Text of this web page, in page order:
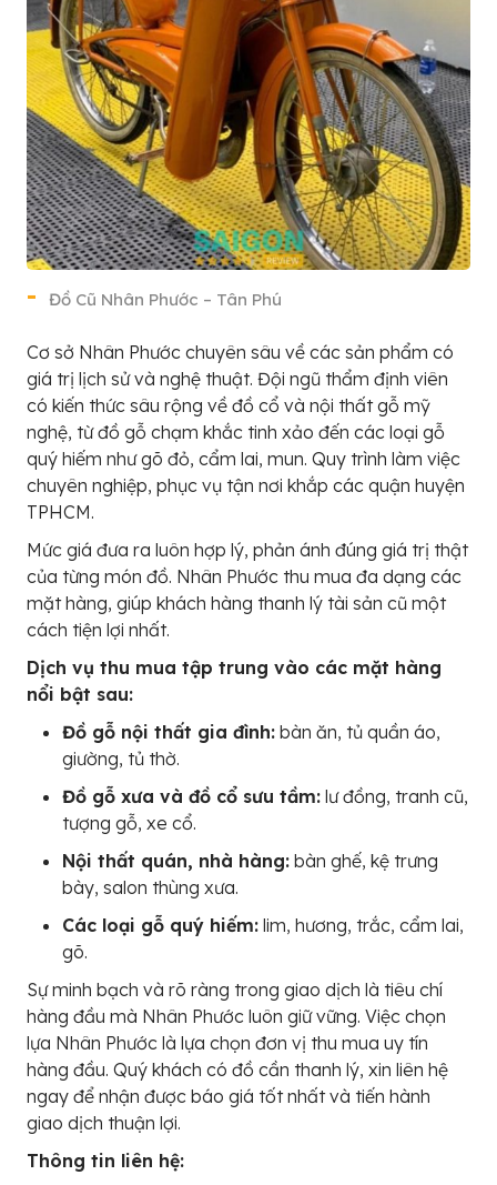
Đồ Cũ Nhân Phước – Tân Phú
Cơ sở Nhân Phước chuyên sâu về các sản phẩm có
giá trị lịch sử và nghệ thuật. Đội ngũ thẩm định viên
có kiến thức sâu rộng về đồ cổ và nội thất gỗ mỹ
nghệ, từ đồ gỗ chạm khắc tinh xảo đến các loại gỗ
quý hiếm như gõ đỏ, cẩm lai, mun. Quy trình làm việc
chuyên nghiệp, phục vụ tận nơi khắp các quận huyện
TPHCM.
Mức giá đưa ra luôn hợp lý, phản ánh đúng giá trị thật
của từng món đồ. Nhân Phước thu mua đa dạng các
mặt hàng, giúp khách hàng thanh lý tài sản cũ một
cách tiện lợi nhất.
Dịch vụ thu mua tập trung vào các mặt hàng
nổi bật sau:
Đồ gỗ nội thất gia đình: bàn ăn, tủ quần áo,
giường, tủ thờ.
Đồ gỗ xưa và đồ cổ sưu tầm: lư đồng, tranh cũ,
tượng gỗ, xe cổ.
Nội thất quán, nhà hàng: bàn ghế, kệ trưng
bày, salon thùng xưa.
Các loại gỗ quý hiếm: lim, hương, trắc, cẩm lai,
gõ.
Sự minh bạch và rõ ràng trong giao dịch là tiêu chí
hàng đầu mà Nhân Phước luôn giữ vững. Việc chọn
lựa Nhân Phước là lựa chọn đơn vị thu mua uy tín
hàng đầu. Quý khách có đồ cần thanh lý, xin liên hệ
ngay để nhận được báo giá tốt nhất và tiến hành
giao dịch thuận lợi.
Thông tin liên hệ: